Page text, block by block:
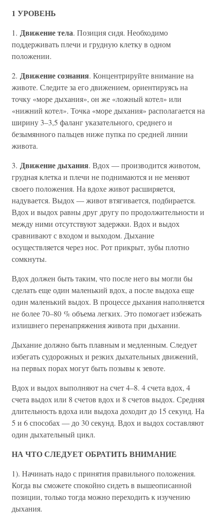
1 УРОВЕНЬ
1. Движение тела. Позиция сидя. Необходимо
поддерживать плечи и грудную клетку в одном
положении.
2. Движение сознания. Концентрируйте внимание на
животе. Следите за его движением, ориентируясь на
точку «море дыхания», он же «ложный котел» или
«нижний котел». Точка «море дыхания» располагается на
ширину 3–3,5 фаланг указательного, среднего и
безымянного пальцев ниже пупка по средней линии
живота.
3. Движение дыхания. Вдох — производится животом,
грудная клетка и плечи не поднимаются и не меняют
своего положения. На вдохе живот расширяется,
надувается. Выдох — живот втягивается, подбирается.
Вдох и выдох равны друг другу по продолжительности и
между ними отсутствуют задержки. Вдох и выдох
сравнивают с входом и выходом. Дыхание
осуществляется через нос. Рот прикрыт, зубы плотно
сомкнуты.
Вдох должен быть таким, что после него вы могли бы
сделать еще один маленький вдох, а после выдоха еще
один маленький выдох. В процессе дыхания наполняется
не более 70–80 % объема легких. Это помогает избежать
излишнего перенапряжения живота при дыхании.
Дыхание должно быть плавным и медленным. Следует
избегать судорожных и резких дыхательных движений,
на первых порах могут быть позывы к зевоте.
Вдох и выдох выполняют на счет 4–8. 4 счета вдох, 4
счета выдох или 8 счетов вдох и 8 счетов выдох. Средняя
длительность вдоха или выдоха доходит до 15 секунд. На
5 и 6 способах — до 30 секунд. Вдох и выдох составляют
один дыхательный цикл.
НА ЧТО СЛЕДУЕТ ОБРАТИТЬ ВНИМАНИЕ
1). Начинать надо с принятия правильного положения.
Когда вы сможете спокойно сидеть в вышеописанной
позиции, только тогда можно переходить к изучению
дыхания.